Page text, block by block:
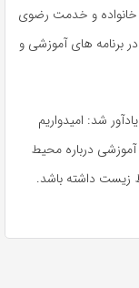
خانواده و خدمت رضوی
برنامه های آموزشی و
شد: امیدواریم
آموزشی درباره محیط
زیست داشته باشد.